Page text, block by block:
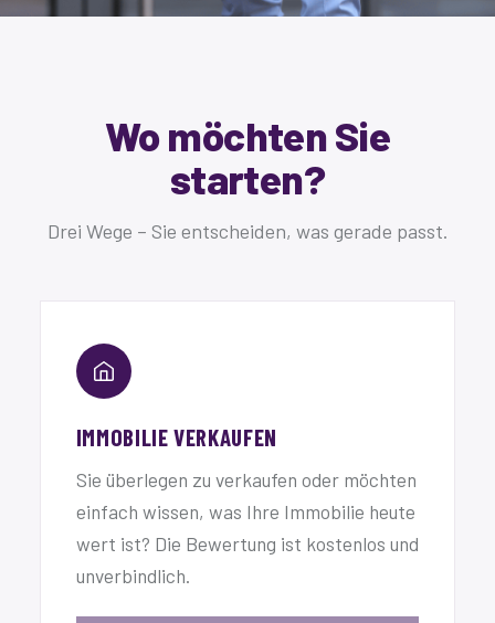
Wo möchten Sie
starten?
Drei Wege – Sie entscheiden, was gerade passt.
IMMOBILIE VERKAUFEN
Sie überlegen zu verkaufen oder möchten
einfach wissen, was Ihre Immobilie heute
wert ist? Die Bewertung ist kostenlos und
unverbindlich.